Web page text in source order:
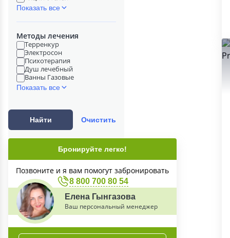
Показать все
Методы лечения
Терренкур
Электросон
Психотерапия
Душ лечебный
Ванны Газовые
Показать все
Найти Очистить
Бронируйте легко!
Позвоните и я вам помогут забронировать
8 800 700 80 54
Елена Гынгазова
Ваш персональный менеджер